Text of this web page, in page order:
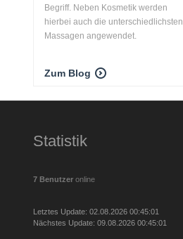
Begriff. Neben Kosmetik werden
hierbei auch die unterschiedlichsten
Massagen angewendet.
Zum Blog
Statistik
7 Benutzer online
Letztes Update: 02.08.2026 00:45:01
Nächstes Update: 09.08.2026 00:45:01